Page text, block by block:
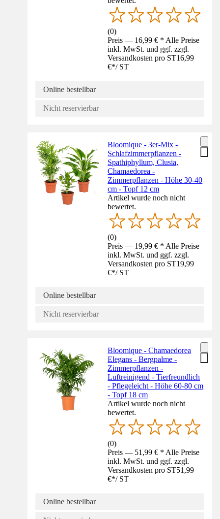
(0)
Preis — 16,99 € * Alle Preise
inkl. MwSt. und ggf. zzgl.
Versandkosten pro ST16,99
€*/ ST
Online bestellbar
Nicht reservierbar
Bloomique - 3er-Mix -
Schlafzimmerpflanzen -
Spathiphyllum, Clusia,
Chamaedorea -
Zimmerpflanzen - Höhe 30-40
cm - Topf 12 cm
Artikel wurde noch nicht
bewertet.
(0)
Preis — 19,99 € * Alle Preise
inkl. MwSt. und ggf. zzgl.
Versandkosten pro ST19,99
€*/ ST
Online bestellbar
Nicht reservierbar
Bloomique - Chamaedorea
Elegans - Bergpalme -
Zimmerpflanzen -
Luftreinigend - Tierfreundlich
- Pflegeleicht - Höhe 60-80 cm
- Topf 18 cm
Artikel wurde noch nicht
bewertet.
(0)
Preis — 51,99 € * Alle Preise
inkl. MwSt. und ggf. zzgl.
Versandkosten pro ST51,99
€*/ ST
Online bestellbar